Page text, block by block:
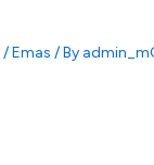
/Emas / By